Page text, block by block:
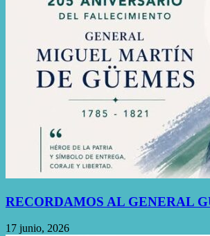
RECORDAMOS AL GENERAL
17 junio, 2026